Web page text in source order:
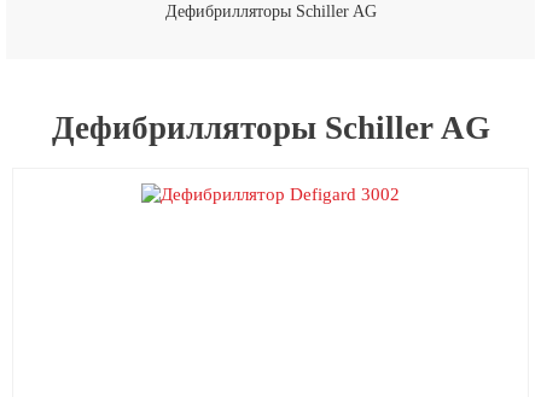
Дефибрилляторы Schiller AG
Дефибрилляторы Schiller AG